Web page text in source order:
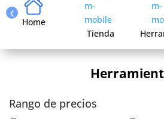
❮
Home
Tienda
Rango de precios